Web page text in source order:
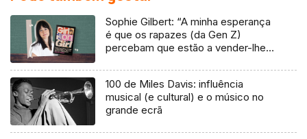
Sophie Gilbert: “A minha esperança
é que os rapazes (da Gen Z)
percebam que estão a vender-lhes
100 de Miles Davis: influência
musical (e cultural) e o músico no
grande ecrã